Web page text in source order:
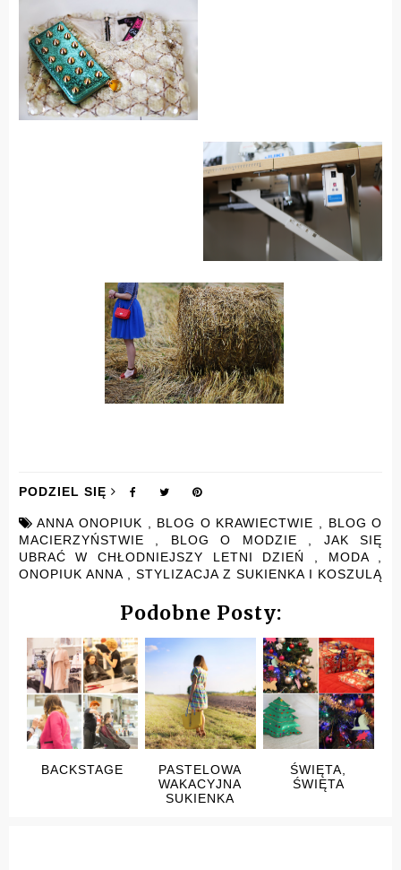
PODZIEL SIĘ
ANNA ONOPIUK , BLOG O KRAWIECTWIE , BLOG O
MACIERZYŃSTWIE , BLOG O MODZIE , JAK SIĘ
UBRAĆ W CHŁODNIEJSZY LETNI DZIEŃ , MODA ,
ONOPIUK ANNA , STYLIZACJA Z SUKIENKA I KOSZULĄ
Podobne Posty:
BACKSTAGE
PASTELOWA
WAKACYJNA
SUKIENKA
ŚWIĘTA,
ŚWIĘTA